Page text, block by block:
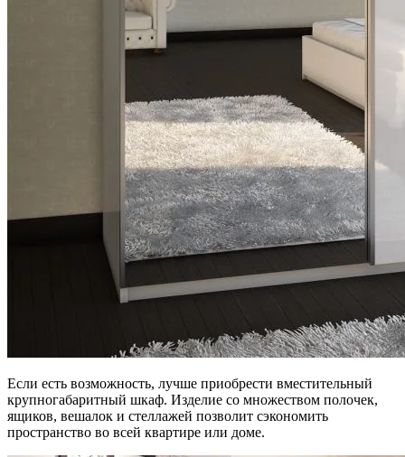
Если есть возможность, лучше приобрести вместительный
крупногабаритный шкаф. Изделие со множеством полочек,
ящиков, вешалок и стеллажей позволит сэкономить
пространство во всей квартире или доме.